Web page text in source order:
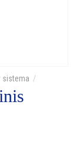
sistema